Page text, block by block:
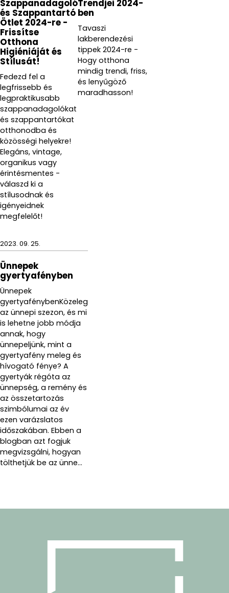
Szappanadagoló
és Szappantartó
Ötlet 2024-re -
Frissítse
Otthona
Higiéniáját és
Stílusát!
Fedezd fel a
legfrissebb és
legpraktikusabb
szappanadagolókat
és szappantartókat
otthonodba és
közösségi helyekre!
Elegáns, vintage,
organikus vagy
érintésmentes -
válaszd ki a
stílusodnak és
igényeidnek
megfelelőt!
Trendjei 2024-
ben
Tavaszi
lakberendezési
tippek 2024-re -
Hogy otthona
mindig trendi, friss,
és lenyűgöző
maradhasson!
2023. 09. 25.
Ünnepek
gyertyafényben
Ünnepek
gyertyafénybenKözeleg
az ünnepi szezon, és mi
is lehetne jobb módja
annak, hogy
ünnepeljünk, mint a
gyertyafény meleg és
hívogató fénye? A
gyertyák régóta az
ünnepség, a remény és
az összetartozás
szimbólumai az év
ezen varázslatos
időszakában. Ebben a
blogban azt fogjuk
megvizsgálni, hogyan
tölthetjük be az ünne...